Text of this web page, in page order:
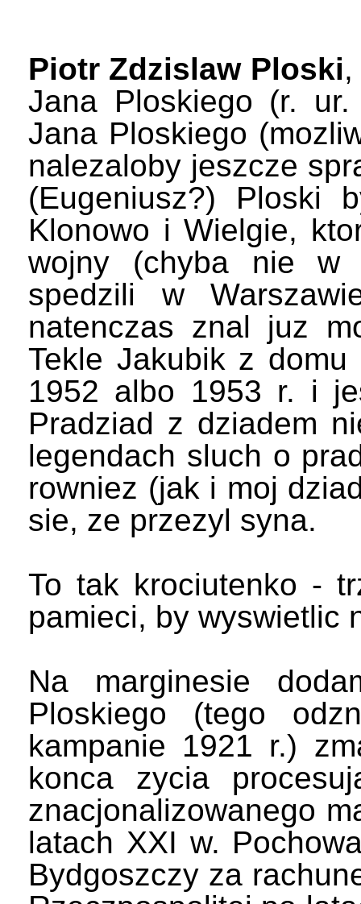
Piotr Zdzislaw Ploski
Jana Ploskiego (r.
Jana Ploskiego
nalezaloby jeszcze
(Eugeniusz?) Ploski
Klonowo i Wielgie,
wojny (chyba nie w
spedzili w
natenczas znal juz
Tekle Jakubik z
1952 albo 1953 r. i
Pradziad z dziadem
legendach sluch o
rowniez (jak i moj
sie, ze przezyl syna.
To tak krociutenko -
pamieci, by wyswietlic
Na marginesie
Ploskiego (tego
kampanie 1921 r.)
konca zycia
znacjonalizowanego
latach XXI w.
Bydgoszczy za